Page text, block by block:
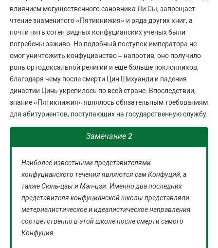
влиянием могущественного сановника Ли Сы, запрещает
чтение знаменитого «Пятикнижия» и ряда других книг, а
почти пять сотен видных конфуцианских ученых были
погребены заживо. Но подобный поступок императора не
смог уничтожить конфуцианство – напротив, оно получило
роль ортодоксальной религии и еще больше поклонников,
благодаря чему после смерти Цин Шихуанди и падения
династии Цинь укрепилось по всей стране. Впоследствии,
знание «Пятикнижия» являлось обязательным требованиям
для абитуриентов, поступающих на государственную службу.
Замечание 2
Наиболее известными представителями
конфуцианского течения являются сам Конфуций, а
также Сюнь-цзы и Мэн-цзи. Именно два последних
представителя конфуцианской школы представляли
материалистическое и идеалистическое направления
соответственно в этой школе после смерти самого
Конфуция.